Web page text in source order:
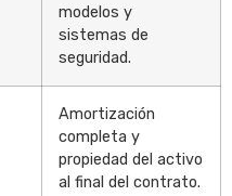
modelos y
sistemas de
seguridad.
Amortización
completa y
propiedad del activo
al final del contrato.